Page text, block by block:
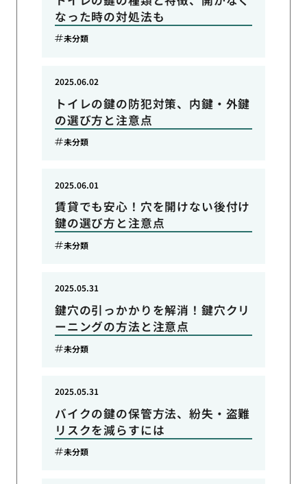
なった時の対処法も
未分類
トイレの鍵の防犯対策、内鍵・外鍵
の選び方と注意点
2025.06.02
未分類
賃貸でも安心！穴を開けない後付け
鍵の選び方と注意点
2025.06.01
未分類
鍵穴の引っかかりを解消！鍵穴クリ
ーニングの方法と注意点
2025.05.31
未分類
バイクの鍵の保管方法、紛失・盗難
リスクを減らすには
2025.05.31
未分類